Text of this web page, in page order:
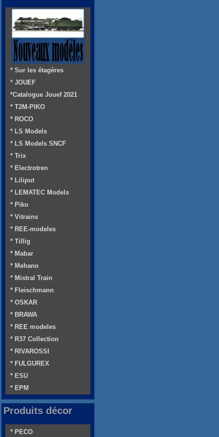
* Sur les étagères
* JOUEF
*Catalogue Jouef 2021
* T2M-PIKO
* ROCO
* LS Models
* LS Models SNCF
* Trix
* Electrotren
* Liliput
* LEMATEC Models
* Piko
* Vitrains
* REE-modeles
* Tillig
* Mabar
* Mehano
* Mistral Train
* Fleischmann
* OSKAR
* BRAWA
* REE modeles
* R37 Collection
* RIVAROSSI
* FULGUREX
* ESU
* EPM
Produits décor
* PECO